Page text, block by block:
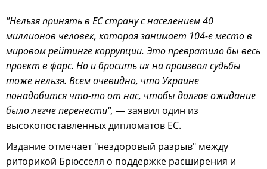
"Нельзя принять в ЕС страну с населением 40
миллионов человек, которая занимает 104-е место в
мировом рейтинге коррупции. Это превратило бы весь
проект в фарс. Но и бросить их на произвол судьбы
тоже нельзя. Всем очевидно, что Украине
понадобится что-то от нас, чтобы долгое ожидание
было легче перенести", — заявил один из
высокопоставленных дипломатов ЕС.
Издание отмечает "нездоровый разрыв" между
риторикой Брюсселя о поддержке расширения и